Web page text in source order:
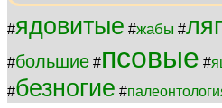
#ядовитые #жабы #
#большие #псовые #
#безногие #